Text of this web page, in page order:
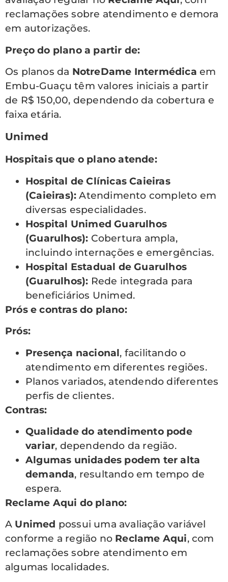
reclamações sobre atendimento e demora
em autorizações.
Preço do plano a partir de:
Os planos da NotreDame Intermédica em
Embu-Guaçu têm valores iniciais a partir
de R$ 150,00, dependendo da cobertura e
faixa etária.
Unimed
Hospitais que o plano atende:
Hospital de Clínicas Caieiras
(Caieiras): Atendimento completo em
diversas especialidades.
Hospital Unimed Guarulhos
(Guarulhos): Cobertura ampla,
incluindo internações e emergências.
Hospital Estadual de Guarulhos
(Guarulhos): Rede integrada para
beneficiários Unimed.
Prós e contras do plano:
Prós:
Presença nacional, facilitando o
atendimento em diferentes regiões.
Planos variados, atendendo diferentes
perfis de clientes.
Contras:
Qualidade do atendimento pode
variar, dependendo da região.
Algumas unidades podem ter alta
demanda, resultando em tempo de
espera.
Reclame Aqui do plano:
A Unimed possui uma avaliação variável
conforme a região no Reclame Aqui, com
reclamações sobre atendimento em
algumas localidades.